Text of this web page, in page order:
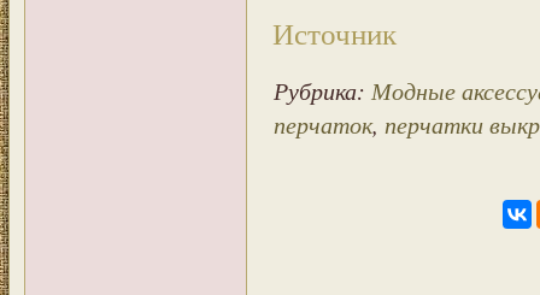
Источник
Рубрика: Модные
перчаток, перчатки